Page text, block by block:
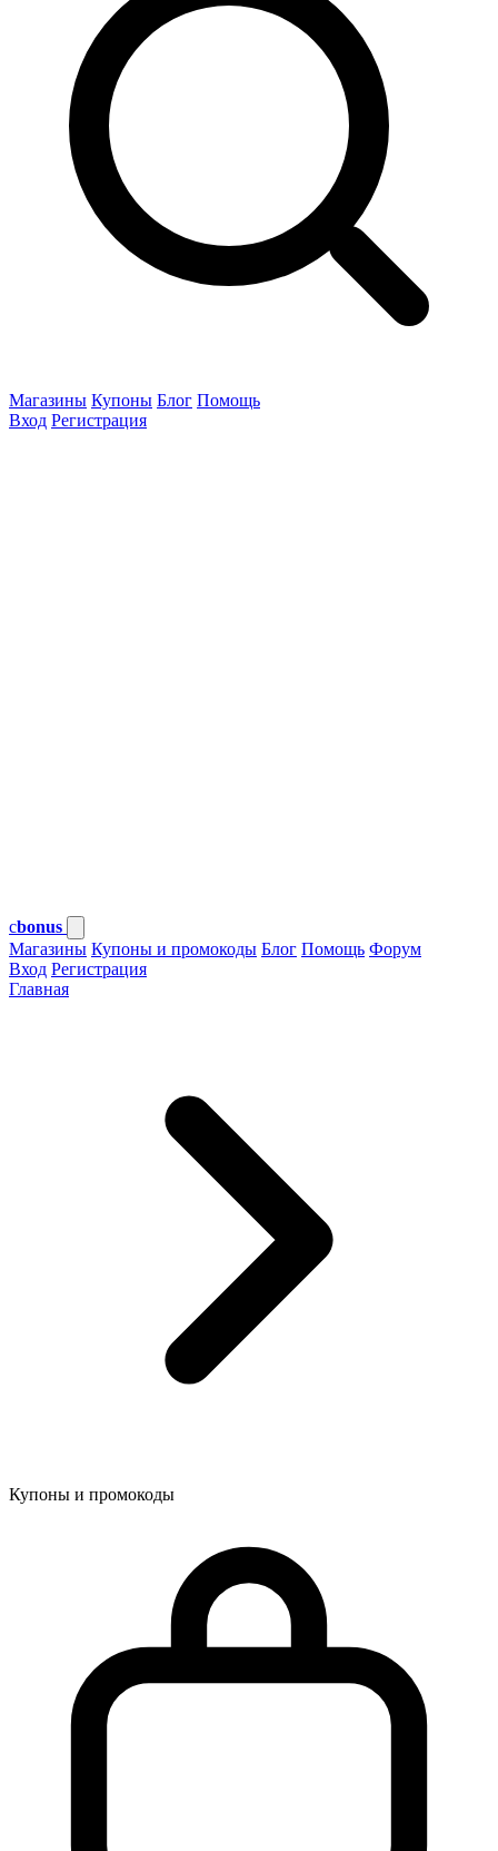
Магазины Купоны Блог Помощь
Вход Регистрация
cbonus
Магазины Купоны и промокоды Блог Помощь Форум
Вход Регистрация
Главная
Купоны и промокоды